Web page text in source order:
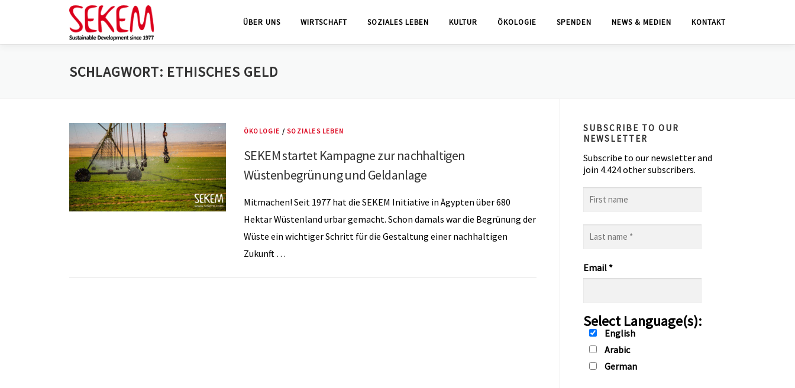
springen
ÜBER UNS WIRTSCHAFT SOZIALES LEBEN KULTUR ÖKOLOGIE SPENDEN NEWS & MEDIEN KONTAKT
SCHLAGWORT: ETHISCHES GELD
ÖKOLOGIE /SOZIALES LEBEN
SEKEM startet Kampagne zur nachhaltigen
Wüstenbegrünung und Geldanlage
Mitmachen! Seit 1977 hat die SEKEM Initiative in Ägypten über 680
Hektar Wüstenland urbar gemacht. Schon damals war die Begrünung der
Wüste ein wichtiger Schritt für die Gestaltung einer nachhaltigen
Zukunft …
SUBSCRIBE TO OUR
NEWSLETTER
Subscribe to our newsletter and
join 4.424 other subscribers.
name
name
Email *
Select Language(s):
English
Arabic
German